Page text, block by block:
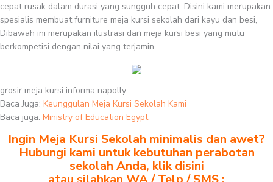
cepat rusak dalam durasi yang sungguh cepat. Disini kami merupakan
spesialis membuat furniture meja kursi sekolah dari kayu dan besi,
Dibawah ini merupakan ilustrasi dari meja kursi besi yang mutu
berkompetisi dengan nilai yang terjamin.
grosir meja kursi informa napolly
Baca Juga: Keunggulan Meja Kursi Sekolah Kami
Baca juga: Ministry of Education Egypt
Ingin Meja Kursi Sekolah minimalis dan awet?
Hubungi kami untuk kebutuhan perabotan
sekolah Anda, klik disini